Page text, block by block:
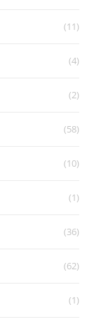
(11)
(4)
(2)
(58)
(10)
(1)
(36)
(62)
(1)